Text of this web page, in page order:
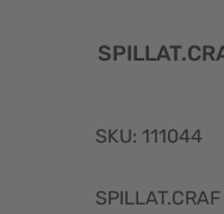
SKU: 111044